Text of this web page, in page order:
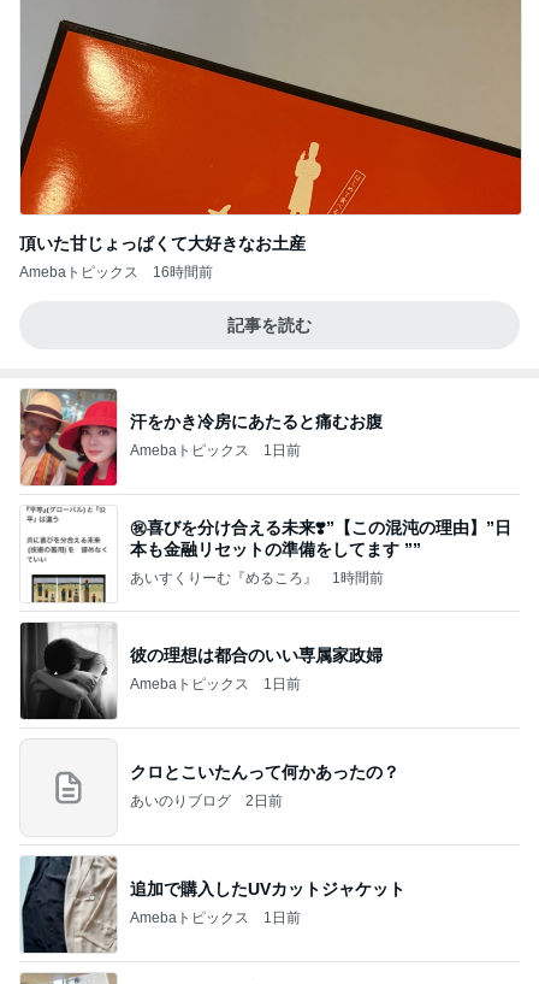
頂いた甘じょっぱくて大好きなお土産
Amebaトピックス 16時間前
記事を読む
汗をかき冷房にあたると痛むお腹
Amebaトピックス 1日前
㊗️喜びを分け合える未来❣️”【この混沌の理由】”⽇
本も⾦融リセットの準備をしてます ””
あいすくりーむ『めるころ』 1時間前
彼の理想は都合のいい専属家政婦
Amebaトピックス 1日前
クロとこいたんって何かあったの？
あいのりブログ 2日前
追加で購入したUVカットジャケット
Amebaトピックス 1日前